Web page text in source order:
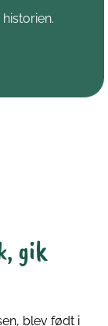
gik
blev født i